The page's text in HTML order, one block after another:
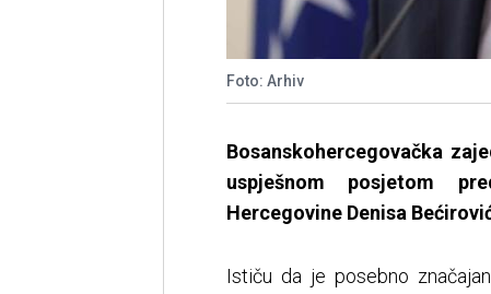
Foto: Arhiv
Bosanskohercegovačka
uspješnom posjetom
Hercegovine Denisa
Ističu da je posebno